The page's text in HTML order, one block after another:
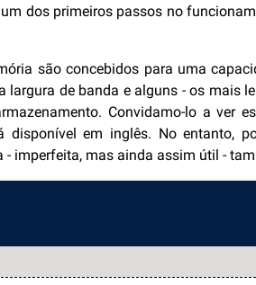
dos primeiros passos no
são concebidos para uma
largura de banda e alguns - os mais
Convidamo-lo a ver
disponível em inglês. No entanto,
imperfeita, mas ainda assim útil -